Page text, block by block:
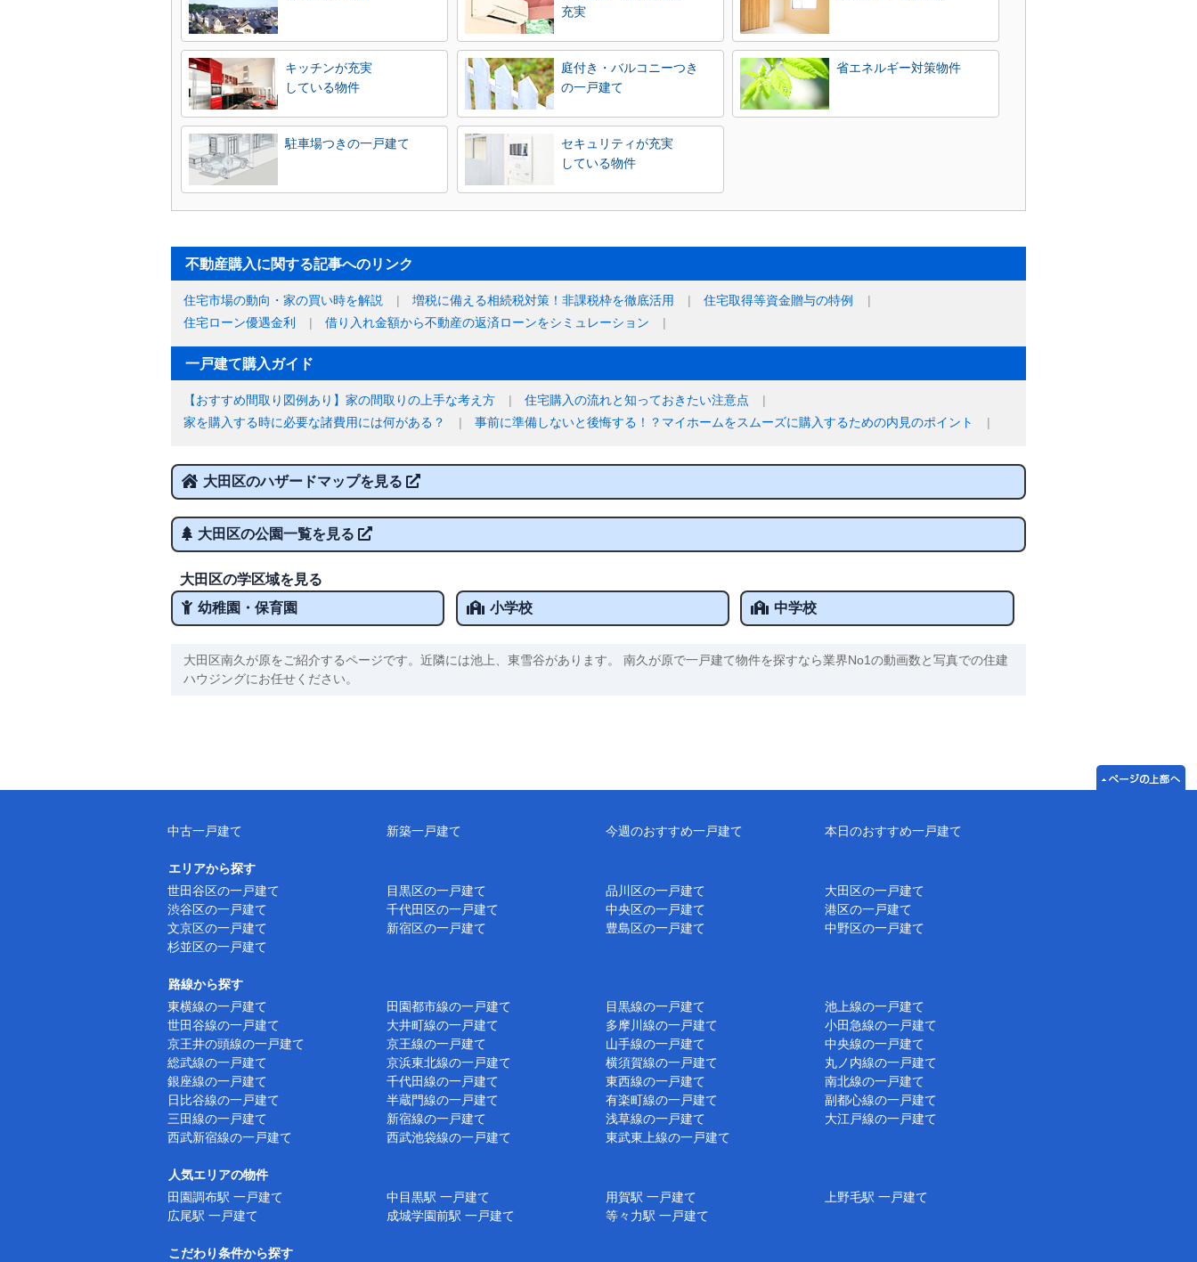
充実
キッチンが充実
している物件
庭付き・バルコニーつき
の一戸建て
省エネルギー対策物件
駐車場つきの一戸建て
セキュリティが充実
している物件
不動産購入に関する記事へのリンク
住宅市場の動向・家の買い時を解説 増税に備える相続税対策！非課税枠を徹底活用
住宅取得等資金贈与の特例
住宅ローン優遇金利
借り入れ金額から不動産の返済ローンをシミュレーション
一戸建て購入ガイド
【おすすめ間取り図例あり】家の間取りの上手な考え方
住宅購入の流れと知っておきたい注意点
家を購入する時に必要な諸費用には何がある？
事前に準備しないと後悔する！？マイホームをスムーズに購入するための内見のポイント
大田区のハザードマップを見る
大田区の公園一覧を見る
大田区の学区域を見る
幼稚園・保育園
小学校 中学校
大田区南久が原をご紹介するページです。近隣には池上、東雪谷があります。 南久が原で一戸建て物件を探すなら業界No1の動画数と写真での住建
ハウジングにお任せください。
中古一戸建て 新築一戸建て 今週のおすすめ一戸建て 本日のおすすめ一戸建て
エリアから探す
世田谷区の一戸建て
目黒区の一戸建て 品川区の一戸建て
大田区の一戸建て
渋谷区の一戸建て
千代田区の一戸建て 中央区の一戸建て
港区の一戸建て
文京区の一戸建て
新宿区の一戸建て 豊島区の一戸建て
中野区の一戸建て
杉並区の一戸建て
路線から探す
東横線の一戸建て
田園都市線の一戸建て 目黒線の一戸建て
池上線の一戸建て
世田谷線の一戸建て
大井町線の一戸建て 多摩川線の一戸建て
小田急線の一戸建て
京王井の頭線の一戸建て
京王線の一戸建て 山手線の一戸建て
中央線の一戸建て
総武線の一戸建て
京浜東北線の一戸建て 横須賀線の一戸建て
丸ノ内線の一戸建て
銀座線の一戸建て
千代田線の一戸建て 東西線の一戸建て
南北線の一戸建て
日比谷線の一戸建て
半蔵門線の一戸建て 有楽町線の一戸建て
副都心線の一戸建て
三田線の一戸建て
新宿線の一戸建て 浅草線の一戸建て
大江戸線の一戸建て
西武新宿線の一戸建て
西武池袋線の一戸建て 東武東上線の一戸建て
人気エリアの物件
田園調布駅 一戸建て
中目黒駅 一戸建て 用賀駅 一戸建て
上野毛駅 一戸建て
広尾駅 一戸建て
成城学園前駅 一戸建て 等々力駅 一戸建て
こだわり条件から探す